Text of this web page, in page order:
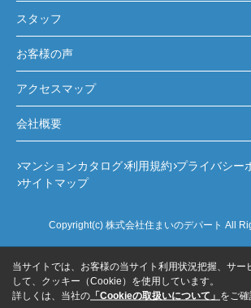
スタッフ
お客様の声
アクセスマップ
会社概要
マンションカタログ 利用規約 プライバシー
サイトマップ
Copyright(c) 株式会社住まいのデパート All
当サイトでは、お客様の当サイト利用状況把握、サー
して、クッキー（Cookie）を使用しています。
詳しくは、当社の 「Cookieの取扱いについて」 をご確